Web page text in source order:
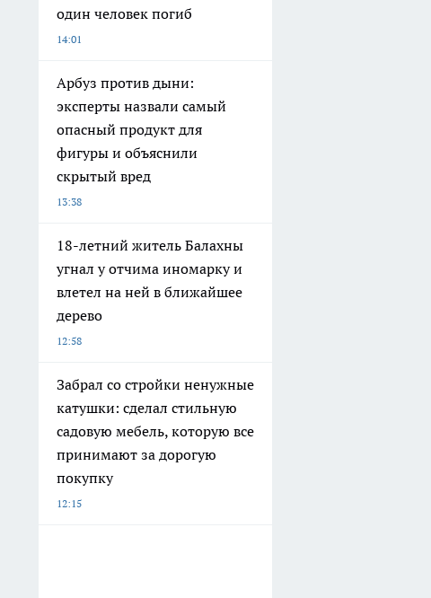
один человек погиб
14:01
Арбуз против дыни:
эксперты назвали самый
опасный продукт для
фигуры и объяснили
скрытый вред
13:38
18-летний житель Балахны
угнал у отчима иномарку и
влетел на ней в ближайшее
дерево
12:58
Забрал со стройки ненужные
катушки: сделал стильную
садовую мебель, которую все
принимают за дорогую
покупку
12:15